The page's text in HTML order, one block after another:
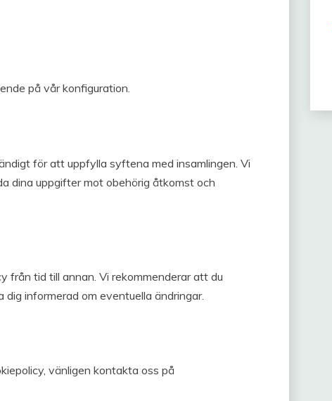
på vår konfiguration.
för att uppfylla syftena med insamlingen. Vi
dina uppgifter mot obehörig åtkomst och
från tid till annan. Vi rekommenderar att du
informerad om eventuella ändringar.
vänligen kontakta oss på